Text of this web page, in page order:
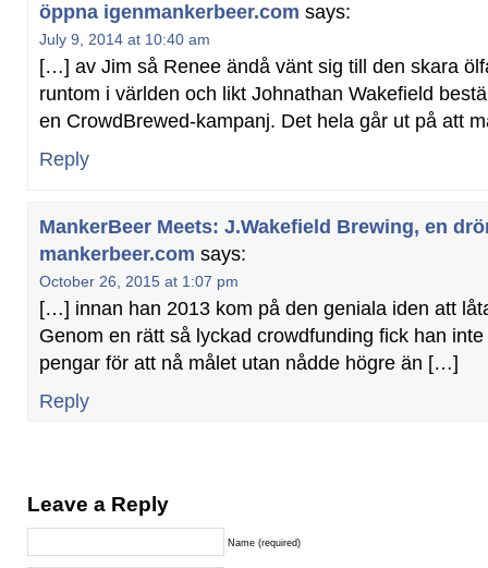
öppna igenmankerbeer.com says:
July 9, 2014 at 10:40 am
[…] av Jim så Renee ändå vänt sig till den skara
runtom i världen och likt Johnathan Wakefield
en CrowdBrewed-kampanj. Det hela går ut på att
Reply
MankerBeer Meets: J.Wakefield Brewing, en
mankerbeer.com says:
October 26, 2015 at 1:07 pm
[…] innan han 2013 kom på den geniala iden att
Genom en rätt så lyckad crowdfunding fick han
pengar för att nå målet utan nådde högre än […]
Reply
Leave a Reply
Name (required)